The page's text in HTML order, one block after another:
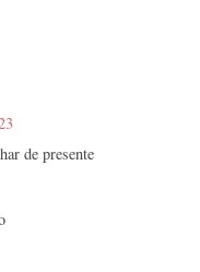
de presente